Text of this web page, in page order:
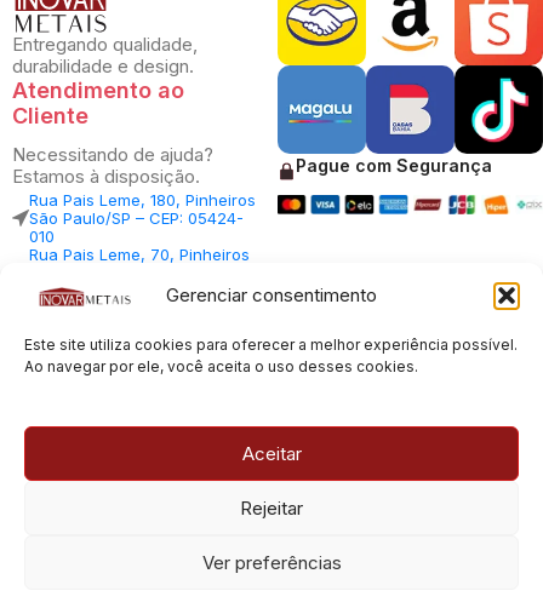
Gerenciar consentimento
Este site utiliza cookies para oferecer a melhor experiência possível.
Ao navegar por ele, você aceita o uso desses cookies.
Aceitar
Rejeitar
Ver preferências
Entregando qualidade,
durabilidade e design.
Atendimento ao
Cliente
Necessitando de ajuda?
Estamos à disposição.
Rua Pais Leme, 180, Pinheiros
São Paulo/SP – CEP: 05424-
010
Rua Pais Leme, 70, Pinheiros
010
Central Vendas: (11) 98812-
Central Atendimento: (11)
94535-7237
Pague com Segurança
© 2013 - 2026 |Inovar Metais| Todos os direitos reservados.
Desenvolvido porExperts Digitais
CNPJ: 23.100.120/0001-66